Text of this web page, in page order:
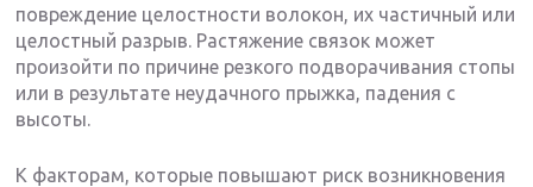
повреждение целостности волокон, их частичный или
целостный разрыв. Растяжение связок может
произойти по причине резкого подворачивания стопы
или в результате неудачного прыжка, падения с
высоты.
К факторам, которые повышают риск возникновения